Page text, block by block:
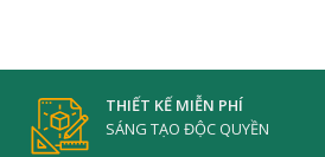
THIẾT KẾ MIỄN PHÍ
SÁNG TẠO ĐỘC QUYỀN